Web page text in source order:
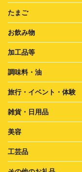
たまご
お飲み物
加工品等
調味料・油
旅行・イベント・体験
雑貨・日用品
美容
工芸品